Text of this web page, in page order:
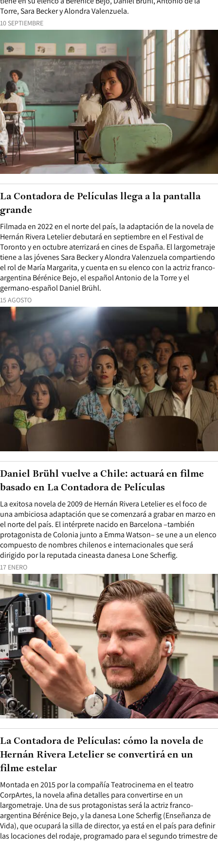
10 SEPTIEMBRE
Torre, Sara Becker y Alondra Valenzuela.
15 AGOSTO
Filmada en 2022 en el norte del país, la adaptación de la novela de
Hernán Rivera Letelier debutará en septiembre en el Festival de
Toronto y en octubre aterrizará en cines de España. El largometraje
tiene a las jóvenes Sara Becker y Alondra Valenzuela compartiendo
el rol de María Margarita, y cuenta en su elenco con la actriz franco-
argentina Bérénice Bejo, el español Antonio de la Torre y el
germano-español Daniel Brühl.
La Contadora de Películas llega a la pantalla
grande
17 ENERO
La exitosa novela de 2009 de Hernán Rivera Letelier es el foco de
una ambiciosa adaptación que se comenzará a grabar en marzo en
el norte del país. El intérprete nacido en Barcelona –también
protagonista de Colonia junto a Emma Watson– se une a un elenco
compuesto de nombres chilenos e internacionales que será
dirigido por la reputada cineasta danesa Lone Scherfig.
Daniel Brühl vuelve a Chile: actuará en filme
basado en La Contadora de Películas
Montada en 2015 por la compañía Teatrocinema en el teatro
CorpArtes, la novela afina detalles para convertirse en un
largometraje. Una de sus protagonistas será la actriz franco-
argentina Bérénice Bejo, y la danesa Lone Scherfig (Enseñanza de
Vida), que ocupará la silla de director, ya está en el país para definir
las locaciones del rodaje, programado para el segundo trimestre de
La Contadora de Películas: cómo la novela de
Hernán Rivera Letelier se convertirá en un
filme estelar